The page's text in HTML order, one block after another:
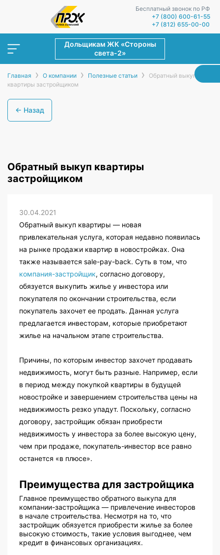
Бесплатный звонок по РФ
+7 (800) 600-61-55
+7 (812) 655-00-00
Дольщикам ЖК «Стороны
света-2»
Главная › О компании › Полезные статьи ›
Обратный выкуп
квартиры застройщиком
← Назад
Обратный выкуп квартиры
застройщиком
30.04.2021
Обратный выкуп квартиры — новая
привлекательная услуга, которая недавно появилась
на рынке продажи квартир в новостройках. Она
также называется sale-pay-back. Суть в том, что
компания-застройщик, согласно договору,
обязуется выкупить жилье у инвестора или
покупателя по окончании строительства, если
покупатель захочет ее продать. Данная услуга
предлагается инвесторам, которые приобретают
жилье на начальном этапе строительства.
Причины, по которым инвестор захочет продавать
недвижимость, могут быть разные. Например, если
в период между покупкой квартиры в будущей
новостройке и завершением строительства цены на
недвижимость резко упадут. Поскольку, согласно
договору, застройщик обязан приобрести
недвижимость у инвестора за более высокую цену,
чем при продаже, покупатель-инвестор все равно
останется «в плюсе».
Преимущества для застройщика
Главное преимущество обратного выкупа для
компании-застройщика — привлечение инвесторов
в начале строительства. Несмотря на то, что
застройщик обязуется приобрести жилье за более
высокую стоимость, такие условия выгоднее, чем
кредит в финансовых организациях.